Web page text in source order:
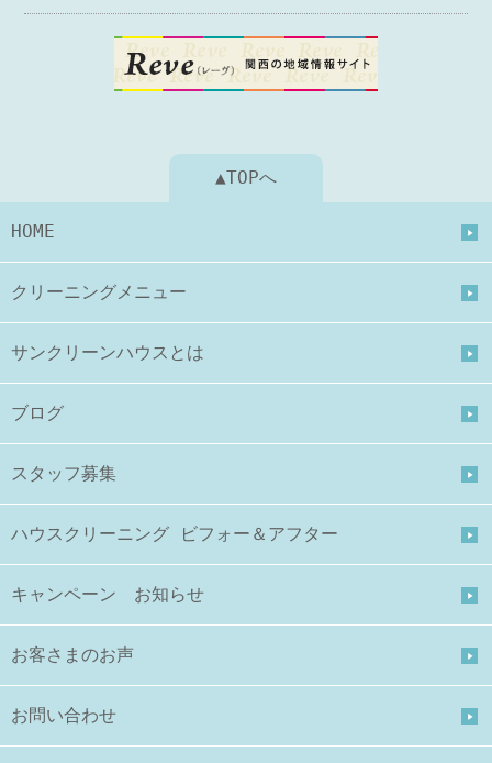
▲TOPへ
HOME
クリーニングメニュー
サンクリーンハウスとは
ブログ
スタッフ募集
ハウスクリーニング ビフォー＆アフター
キャンペーン お知らせ
お客さまのお声
お問い合わせ